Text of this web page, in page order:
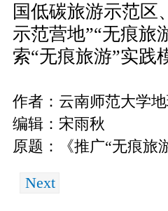
国低碳旅游示范区
示范营地”“无痕旅
索“无痕旅游”实践
作者：云南师范大学
编辑：宋雨秋
原题：《推广“无痕旅
Next